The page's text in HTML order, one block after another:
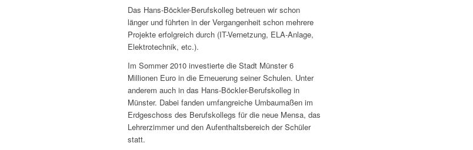
Das Hans-Böckler-Berufskolleg betreuen wir schon
länger und führten in der Vergangenheit schon mehrere
Projekte erfolgreich durch (IT-Vernetzung, ELA-Anlage,
Elektrotechnik, etc.).
Im Sommer 2010 investierte die Stadt Münster 6
Millionen Euro in die Erneuerung seiner Schulen. Unter
anderem auch in das Hans-Böckler-Berufskolleg in
Münster. Dabei fanden umfangreiche Umbaumaßen im
Erdgeschoss des Berufskollegs für die neue Mensa, das
Lehrerzimmer und den Aufenthaltsbereich der Schüler
statt.